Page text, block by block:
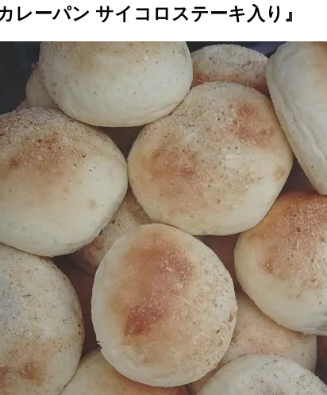
レーパン サイコロステーキ入り』